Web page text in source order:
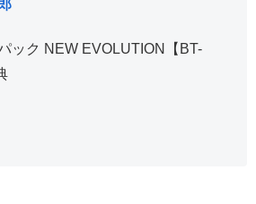
ック NEW EVOLUTION【BT-